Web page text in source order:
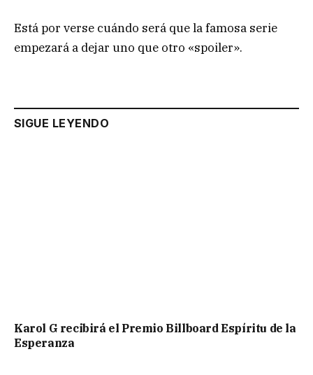
Está por verse cuándo será que la famosa serie
empezará a dejar uno que otro «spoiler».
SIGUE LEYENDO
Karol G recibirá el Premio Billboard Espíritu de la
Esperanza